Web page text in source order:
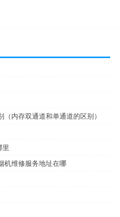
内存双通道和单通道的区别）
里
机维修服务地址在哪